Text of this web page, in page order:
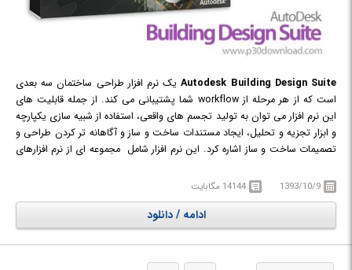
Autodesk Building Design Suiteیک نرم افزار طراحی ساختمان سه بعدی
است که از هر مرحله از workflow شما پشتیبانی می کند. از جمله قابلیت های
این نرم افزار می توان به تولید تجسم های واقعی، استفاده از شبیه سازی یکپارچه
و ابزار تجزیه و تحلیل، ایجاد مستندات ساخت و ساز و آگاهانه تر کردن طراحی و
تصمیمات ساخت و ساز اشاره کرد. این نرم افزار شامل مجموعه ای از نرم افزارهای
AutoCAD MEP, AutoCAD Raster Design, Navisworks Simulate, Revit,
Inventor, 3ds Max Design, Autodesk InfraWorks و ... می باشد.
1393/10/9 14144 مگابایت
ادامه / دانلود